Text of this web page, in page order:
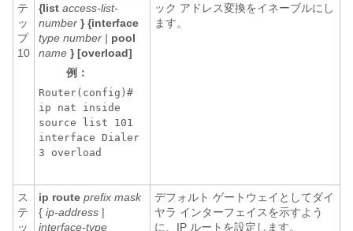
テ
ッ
プ
10
{list access-list-
number } {interface
type number | pool
name } [overload]
例：
Router(config)#
ip nat inside
source list 101
interface Dialer
3 overload
ック アドレス変換をイネーブルにし
ます。
ス
テ
ッ
ip route prefix mask
{ ip-address |
interface-type
デフォルト ゲートウェイとしてダイ
ヤラ インターフェイスを示すよう
に、IP ルートを設定します。